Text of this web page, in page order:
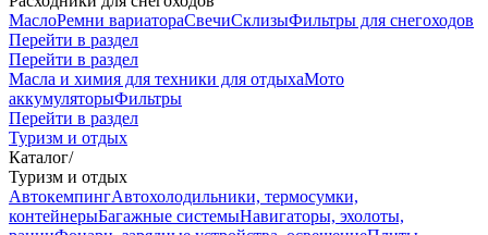
МаслоРемни вариатораСвечиСклизыФильтры для снегоходов
Перейти в раздел
Перейти в раздел
Масла и химия для техники для отдыхаМото
аккумуляторыФильтры
Перейти в раздел
Туризм и отдых
Каталог/
Туризм и отдых
АвтокемпингАвтохолодильники, термосумки,
контейнерыБагажные системыНавигаторы, эхолоты,